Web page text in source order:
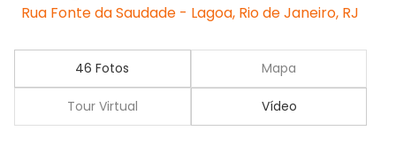
Rua Fonte da Saudade - Lagoa, Rio de Janeiro, RJ
46 Fotos Mapa
Tour Virtual Vídeo